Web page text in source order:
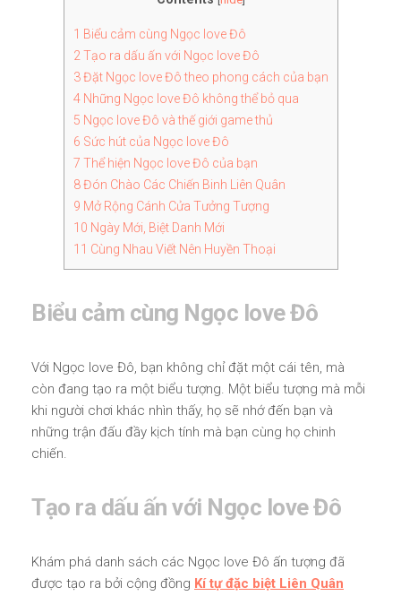
1 Biểu cảm cùng Ngọc love Đô
2Tạo ra dấu ấn với Ngọc love Đô
3Đặt Ngọc love Đô theo phong cách của bạn
4Những Ngọc love Đô không thể bỏ qua
5 Ngọc love Đô và thế giới game thủ
6 Sức hút của Ngọc love Đô
7 Thể hiện Ngọc love Đô của bạn
8Đón Chào Các Chiến Binh Liên Quân
9 Mở Rộng Cánh Cửa Tưởng Tượng
10 Ngày Mới, Biệt Danh Mới
11 Cùng Nhau Viết Nên Huyền Thoại
Biểu cảm cùng Ngọc love Đô
Với Ngọc love Đô, bạn không chỉ đặt một cái tên, mà
còn đang tạo ra một biểu tượng. Một biểu tượng mà mỗi
khi người chơi khác nhìn thấy, họ sẽ nhớ đến bạn và
những trận đấu đầy kịch tính mà bạn cùng họ chinh
chiến.
Tạo ra dấu ấn với Ngọc love Đô
Khám phá danh sách các Ngọc love Đô ấn tượng đã
được tạo ra bởi cộng đồng Kí tự đặc biệt Liên Quân